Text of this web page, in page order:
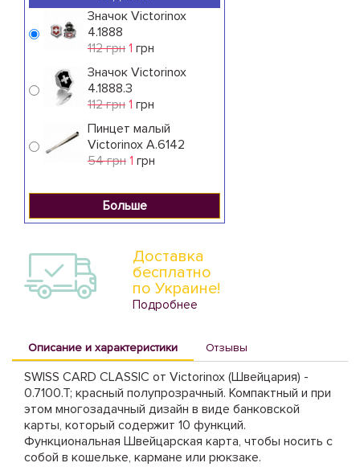
Значок Victorinox
4.1888
112 грн 1 грн
Значок Victorinox
4.1888.3
112 грн 1 грн
Пинцет малый
Victorinox A.6142
54 грн 1 грн
Больше
Доставка
бесплатно
по Украине!
Подробнее
Описание и характеристики Отзывы
SWISS CARD CLASSIC от Victorinox (Швейцария) -
0.7100.T; красный полупрозрачный. Компактный и при
этом многозадачный дизайн в виде банковской
карты, который содержит 10 функций.
Функциональная Швейцарская карта, чтобы носить с
собой в кошельке, кармане или рюкзаке.